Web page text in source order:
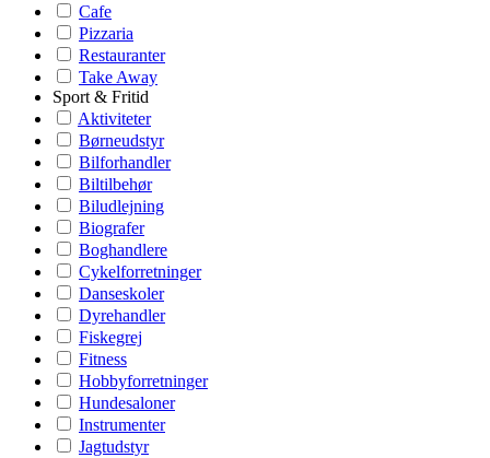
Cafe
Pizzaria
Restauranter
Take Away
Sport & Fritid
Aktiviteter
Børneudstyr
Bilforhandler
Biltilbehør
Biludlejning
Biografer
Boghandlere
Cykelforretninger
Danseskoler
Dyrehandler
Fiskegrej
Fitness
Hobbyforretninger
Hundesaloner
Instrumenter
Jagtudstyr